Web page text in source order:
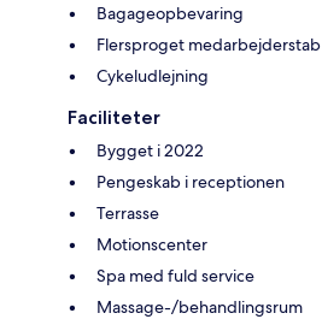
Bagageopbevaring
Flersproget medarbejderstab
Cykeludlejning
Faciliteter
Bygget i 2022
Pengeskab i receptionen
Terrasse
Motionscenter
Spa med fuld service
Massage-/behandlingsrum